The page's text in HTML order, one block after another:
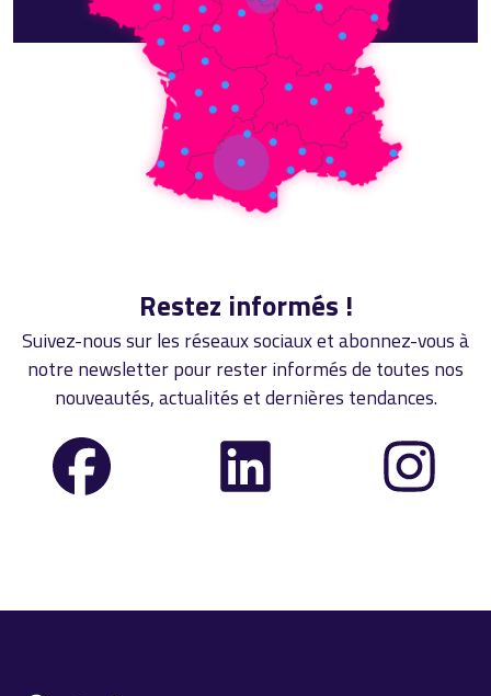
Restez informés !
Suivez-nous sur les réseaux sociaux et abonnez-vous à
notre newsletter pour rester informés de toutes nos
nouveautés, actualités et dernières tendances.